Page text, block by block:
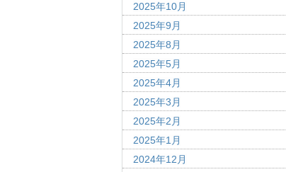
2025年10月
2025年9月
2025年8月
2025年5月
2025年4月
2025年3月
2025年2月
2025年1月
2024年12月